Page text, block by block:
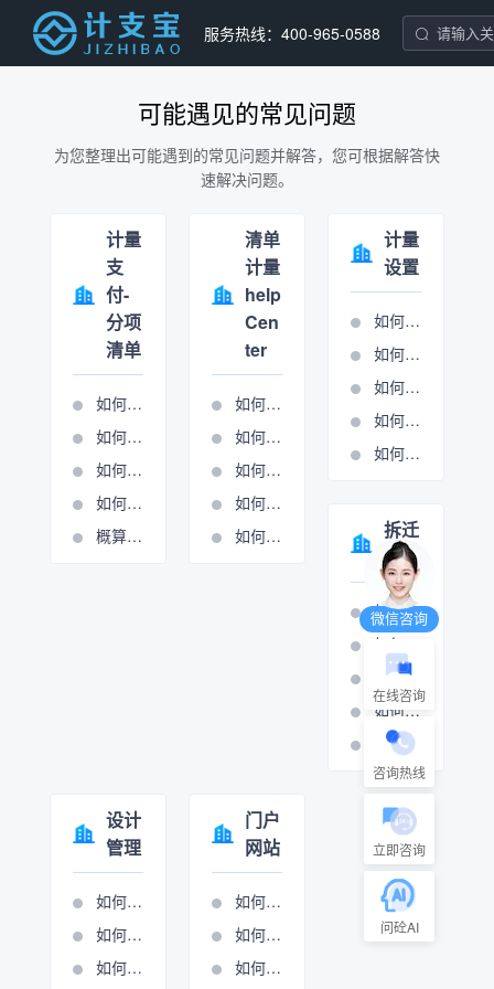
服务热线：400-965-0588
可能遇见的常见问题
为您整理出可能遇到的常见问题并解答，您可根据解答快
速解决问题。
计量
支
付-
分项
清单
如何导入清单
如何进行分项清单计量
如何使用施工图核算表
如何添加或修改费用条款
概算分项的操作视频
清单
计量
help
Cen
ter
如何进行周期管理
如何进行总包计量周期管理
如何新建周期
如何设置周期管理
如何进行计量支付
计量
设置
如何设置分项条目
如何设置合同报表
如何设置单位报表
如何进行报表输出
如何进行清单锁定
拆迁
管理
如何打印拆迁报表
如何设置房屋拆迁管理
如何设置村组管理
如何设置房屋拆迁管理
如何设置只补不征管理
设计
管理
如何添加生产项目
如何设置项目执行
如何项目立项
门户
网站
如何做网站管理
如何进行新闻图管理
如何进行展示图管理
微信咨询
在线咨询
咨询热线
立即咨询
问砼AI